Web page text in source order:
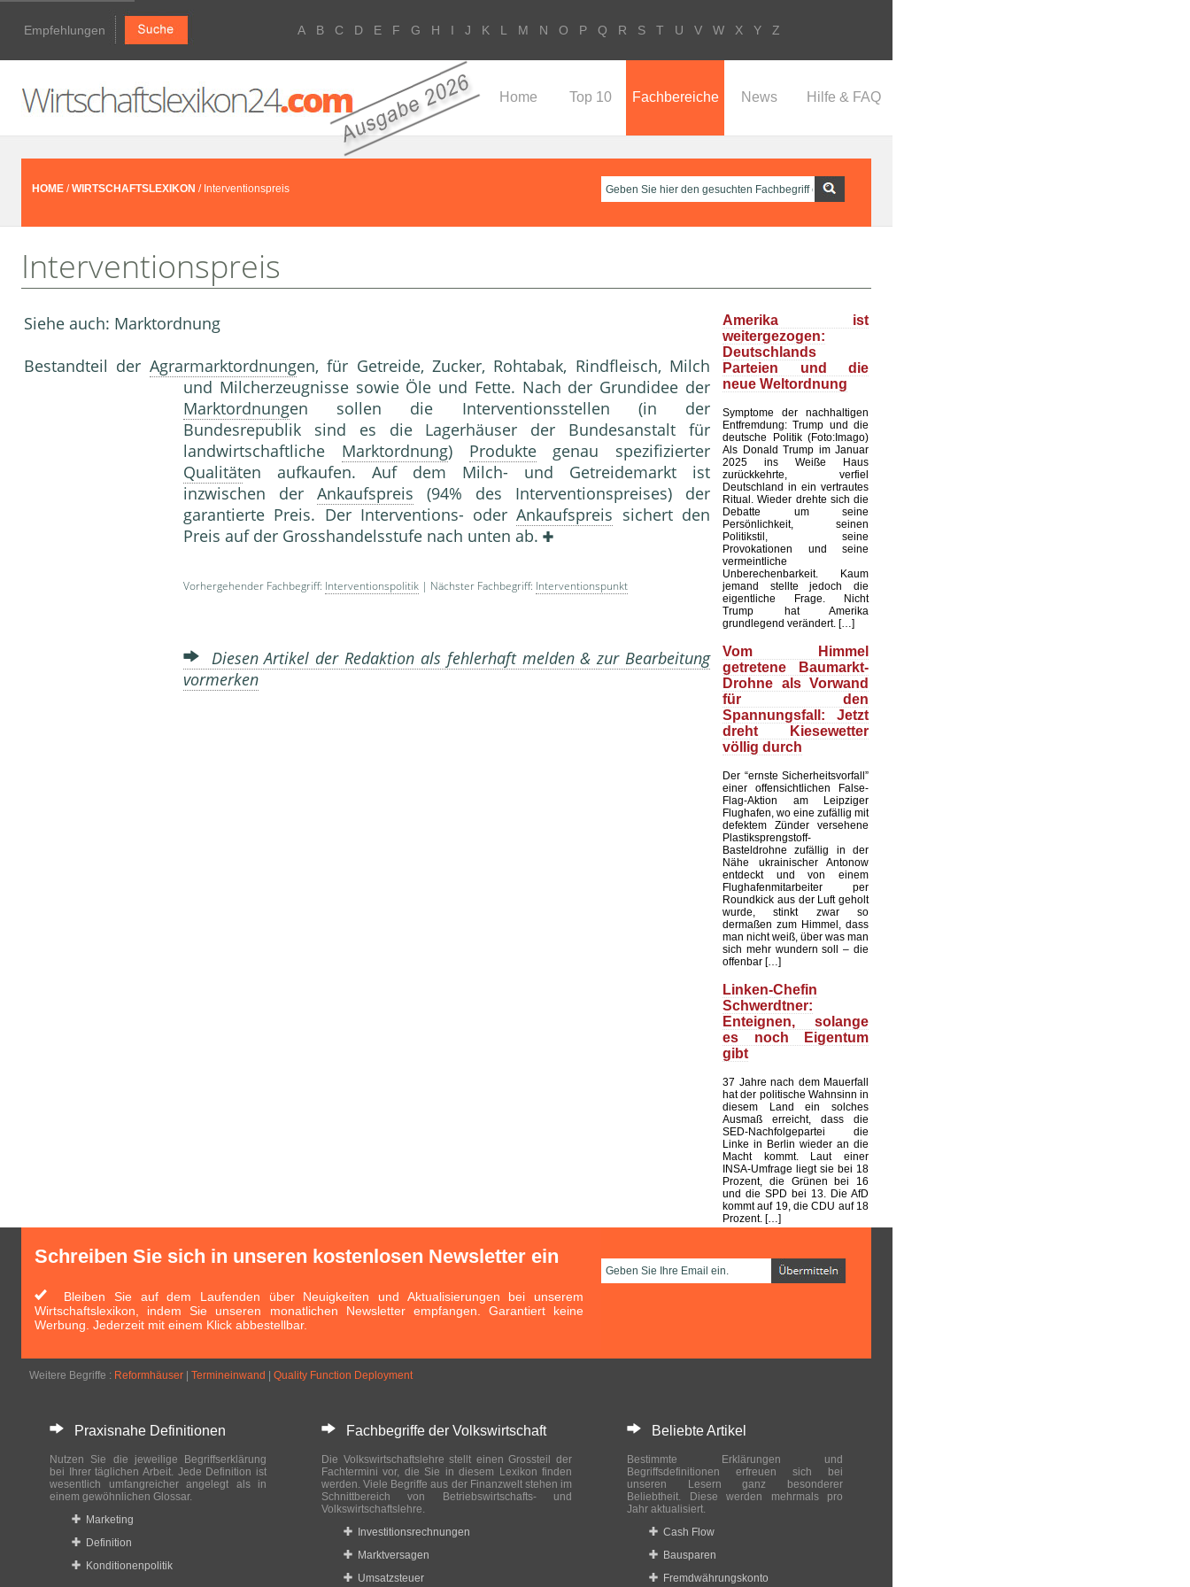
Empfehlungen A B C D E F G H I J K L M N O P Q R S T U V W X Y Z
Home Top 10 Fachbereiche News Hilfe & FAQ
HOME /WIRTSCHAFTSLEXIKON / Interventionspreis
Interventionspreis
Siehe auch: Marktordnung
Bestandteil der Agrarmarktordnungen, für Getreide, Zucker, Rohtabak, Rindfleisch, Milch
und Milcherzeugnisse sowie Öle und Fette. Nach der Grundidee der
Marktordnungen sollen die Interventionsstellen (in der
Bundesrepublik sind es die Lagerhäuser der Bundesanstalt für
landwirtschaftliche Marktordnung) Produktegenau spezifizierter
Qualitäten aufkaufen. Auf dem Milch- und Getreidemarkt ist
inzwischen der Ankaufspreis (94% des Interventionspreises) der
garantierte Preis. Der Interventions- oderAnkaufspreis sichert den
Preis auf der Grosshandelsstufe nach unten ab.
Vorhergehender Fachbegriff: Interventionspolitik | Nächster Fachbegriff: Interventionspunkt
Diesen Artikel der Redaktion als fehlerhaft melden & zur Bearbeitung
vormerken
Amerika ist
weitergezogen:
Deutschlands
Parteien und die
neue Weltordnung
Symptome der nachhaltigen
Entfremdung: Trump und die
deutsche Politik (Foto:Imago)
Als Donald Trump im Januar
2025 ins Weiße Haus
zurückkehrte, verfiel
Deutschland in ein vertrautes
Ritual. Wieder drehte sich die
Debatte um seine
Persönlichkeit, seinen
Politikstil, seine
Provokationen und seine
vermeintliche
Unberechenbarkeit. Kaum
jemand stellte jedoch die
eigentliche Frage. Nicht
Trump hat Amerika
grundlegend verändert. […]
Vom Himmel
getretene Baumarkt-
Drohne als Vorwand
für den
Spannungsfall: Jetzt
dreht Kiesewetter
völlig durch
Der “ernste Sicherheitsvorfall”
einer offensichtlichen False-
Flag-Aktion am Leipziger
Flughafen, wo eine zufällig mit
defektem Zünder versehene
Plastiksprengstoff-
Basteldrohne zufällig in der
Nähe ukrainischer Antonow
entdeckt und von einem
Flughafenmitarbeiter per
Roundkick aus der Luft geholt
wurde, stinkt zwar so
dermaßen zum Himmel, dass
man nicht weiß, über was man
sich mehr wundern soll – die
offenbar […]
Linken-Chefin
Schwerdtner:
Enteignen, solange
es noch Eigentum
gibt
37 Jahre nach dem Mauerfall
hat der politische Wahnsinn in
diesem Land ein solches
Ausmaß erreicht, dass die
SED-Nachfolgepartei die
Linke in Berlin wieder an die
Macht kommt. Laut einer
INSA-Umfrage liegt sie bei 18
Prozent, die Grünen bei 16
und die SPD bei 13. Die AfD
kommt auf 19, die CDU auf 18
Prozent. […]
Schreiben Sie sich in unseren kostenlosen Newsletter ein
Bleiben Sie auf dem Laufenden über Neuigkeiten und Aktualisierungen bei unserem
Wirtschaftslexikon, indem Sie unseren monatlichen Newsletter empfangen. Garantiert keine
Werbung. Jederzeit mit einem Klick abbestellbar.
Weitere Begriffe : Reformhäuser Termineinwand Quality Function Deployment
Praxisnahe Definitionen
Nutzen Sie die jeweilige Begriffserklärung
bei Ihrer täglichen Arbeit. Jede Definition ist
wesentlich umfangreicher angelegt als in
einem gewöhnlichen Glossar.
Marketing
Definition
Konditionenpolitik
Fachbegriffe der Volkswirtschaft
Die Volkswirtschaftslehre stellt einen Grossteil der
Fachtermini vor, die Sie in diesem Lexikon finden
werden. Viele Begriffe aus der Finanzwelt stehen im
Schnittbereich von Betriebswirtschafts- und
Volkswirtschaftslehre.
Investitionsrechnungen
Marktversagen
Umsatzsteuer
Beliebte Artikel
Bestimmte Erklärungen und
Begriffsdefinitionen erfreuen sich bei
unseren Lesern ganz besonderer
Beliebtheit. Diese werden mehrmals pro
Jahr aktualisiert.
Cash Flow
Bausparen
Fremdwährungskonto